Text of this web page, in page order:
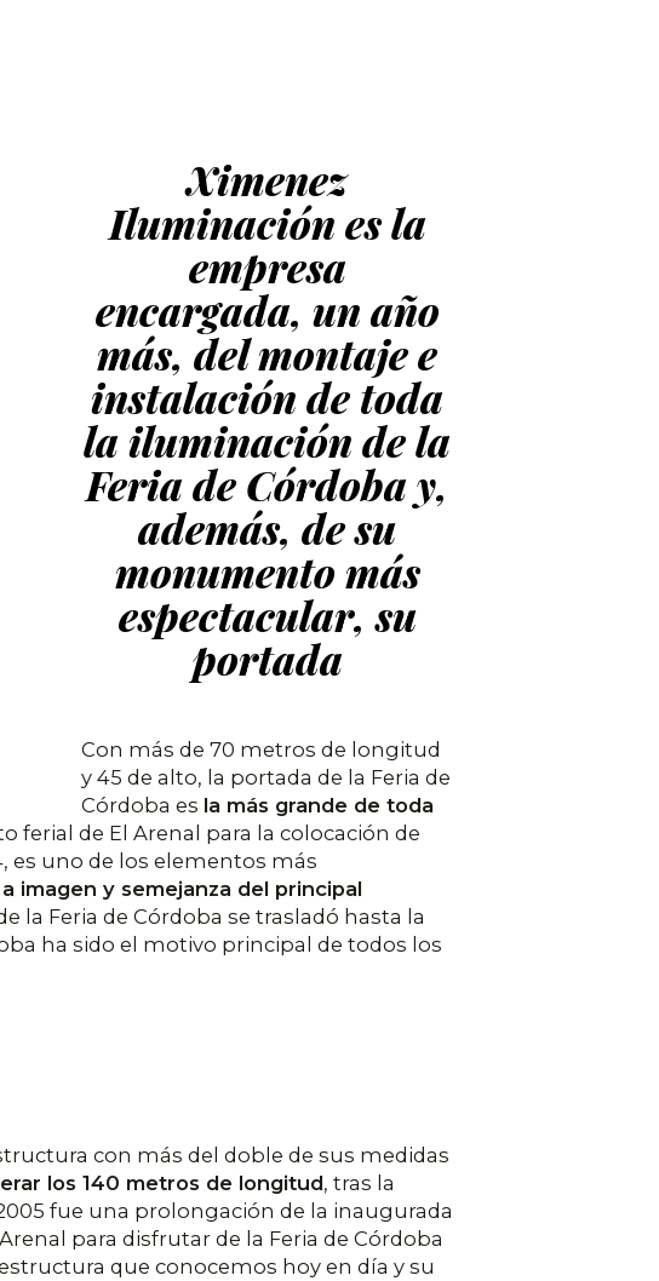
Ximenez
Iluminación es la
empresa
encargada, un año
más, del montaje e
instalación de toda
la iluminación de la
Feria de Córdoba y,
además, de su
monumento más
espectacular, su
portada
Con más de 70 metros de longitud
y 45 de alto, la portada de la Feria de
Córdoba es la más grande de toda
ferial de El Arenal para la colocación de
es uno de los elementos más
imagen y semejanza del principal
la Feria de Córdoba se trasladó hasta la
ha sido el motivo principal de todos los
con más del doble de sus medidas
los 140 metros de longitud, tras la
fue una prolongación de la inaugurada
para disfrutar de la Feria de Córdoba
que conocemos hoy en día y su